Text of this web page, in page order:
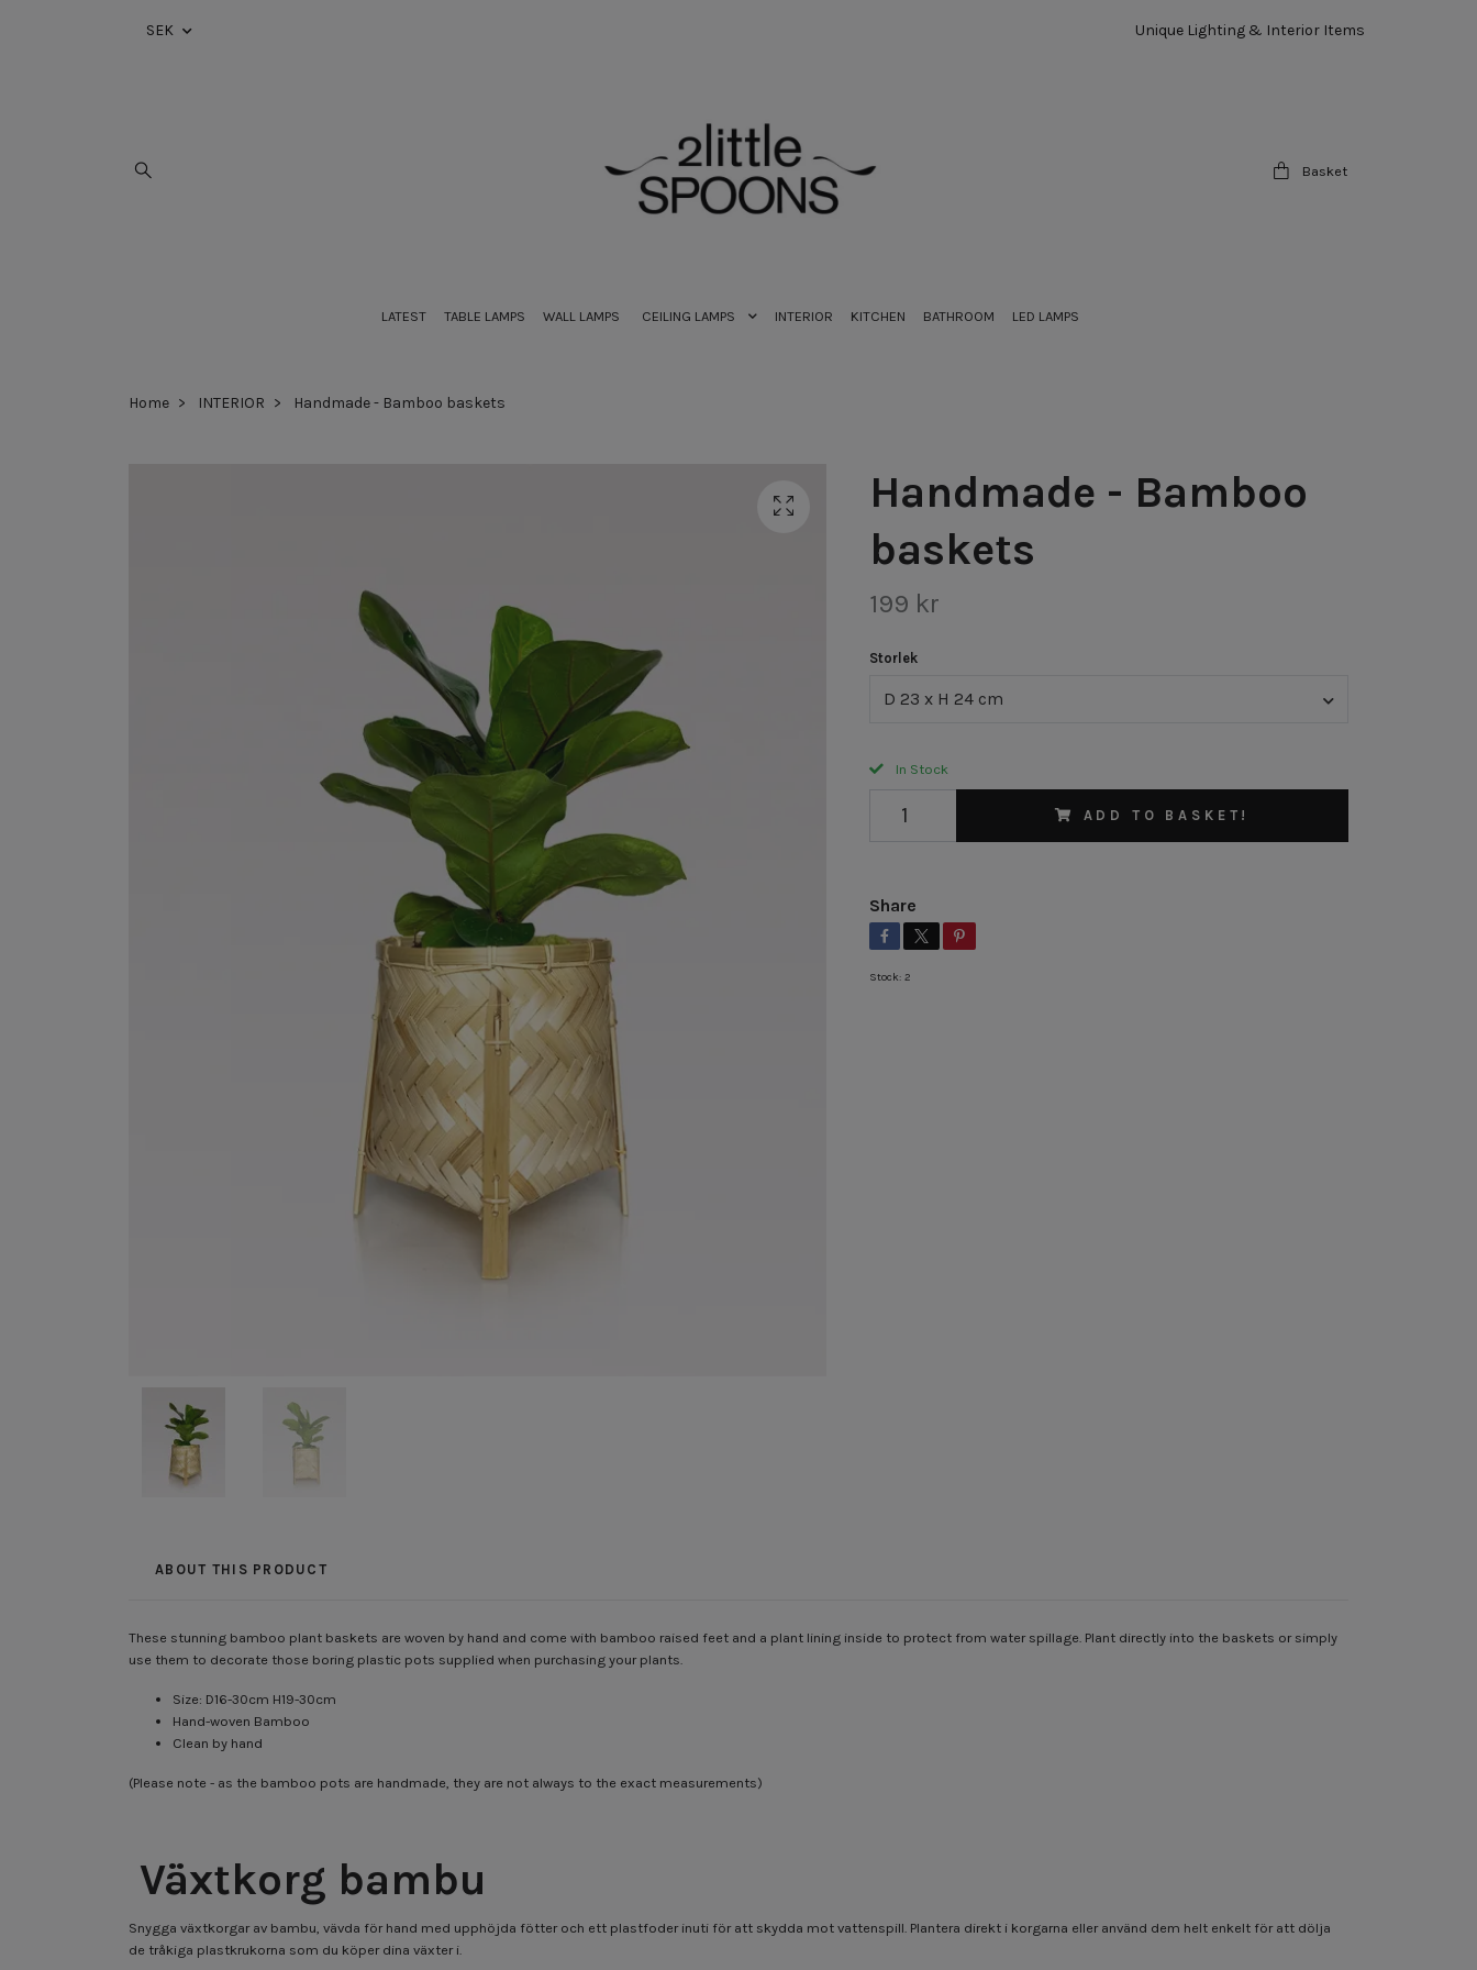
SEK Unique Lighting & Interior Items
Basket
LATEST TABLE LAMPS WALL LAMPS CEILING LAMPS INTERIOR KITCHEN BATHROOM LED LAMPS
Home INTERIOR Handmade - Bamboo baskets
Handmade - Bamboo
baskets
199 kr
Storlek
D 23 x H 24 cm
In Stock
ADD TO BASKET!
Share
Stock: 2
ABOUT THIS PRODUCT
These stunning bamboo plant baskets are woven by hand and come with bamboo raised feet and a plant lining inside to protect from water spillage. Plant directly into the baskets or simply
use them to decorate those boring plastic pots supplied when purchasing your plants.
Size: D16-30cm H19-30cm
Hand-woven Bamboo
Clean by hand
(Please note - as the bamboo pots are handmade, they are not always to the exact measurements)
Växtkorg bambu
Snygga växtkorgar av bambu, vävda för hand med upphöjda fötter och ett plastfoder inuti för att skydda mot vattenspill. Plantera direkt i korgarna eller använd dem helt enkelt för att dölja
de tråkiga plastkrukorna som du köper dina växter i.